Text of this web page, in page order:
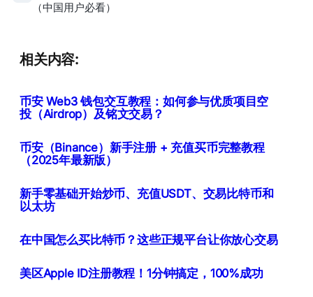
（中国用户必看）
相关内容:
币安 Web3 钱包交互教程：如何参与优质项目空
投（Airdrop）及铭文交易？
币安（Binance）新手注册 + 充值买币完整教程
（2025年最新版）
新手零基础开始炒币、充值USDT、交易比特币和
以太坊
在中国怎么买比特币？这些正规平台让你放心交易
美区Apple ID注册教程！1分钟搞定，100%成功